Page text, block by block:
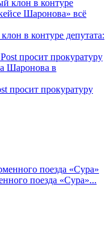
в контуре депутата:
просит прокуратуру
поезда «Сура»...